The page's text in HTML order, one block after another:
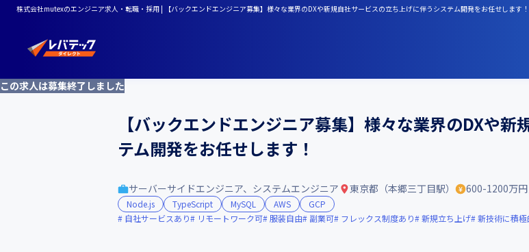
株式会社mutexのエンジニア求人・転職・採用 | 【バックエンドエンジニア募集】様々な業界のDXや新規自社サービスの立ち上げに伴うシステム開発をお任せします！
この求人は募集終了しました
【バックエンドエンジニア募集】様々な業界のDXや
テム開発をお任せします！
サーバーサイドエンジニア、システムエンジニア 東京都（本郷三丁目駅） 600-1200万円
Node.js TypeScript MySQL AWS
GCP
自社サービスあり
リモートワーク可 服装自由 副業可 フレックス制度あり 新規立ち上げ 新技術に積極